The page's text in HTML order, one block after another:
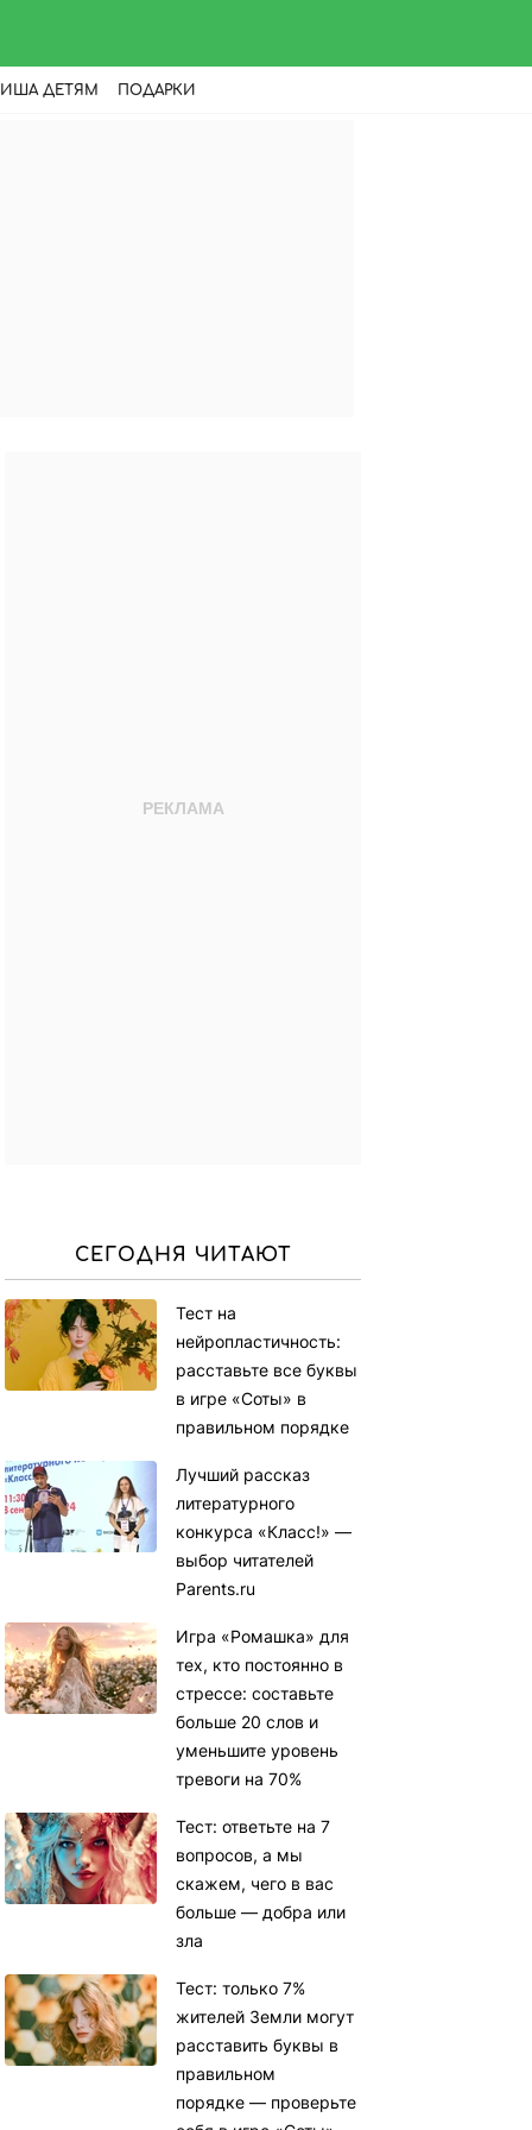
ДЕТЯМ ПОДАРКИ
СЕГОДНЯ ЧИТАЮТ
Тест на
нейропластичность:
расставьте все буквы
в игре «Соты» в
правильном порядке
Лучший рассказ
литературного
конкурса «Класс!» —
выбор читателей
Parents.ru
Игра «Ромашка» для
тех, кто постоянно в
стрессе: составьте
больше 20 слов и
уменьшите уровень
тревоги на 70%
Тест: ответьте на 7
вопросов, а мы
скажем, чего в вас
больше — добра или
зла
Тест: только 7%
жителей Земли могут
расставить буквы в
правильном
порядке — проверьте